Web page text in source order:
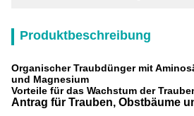
Produktbeschreibung
Organischer Traubdünger mit
und Magnesium
Vorteile für das Wachstum der
Antrag für Trauben, Obstbäume